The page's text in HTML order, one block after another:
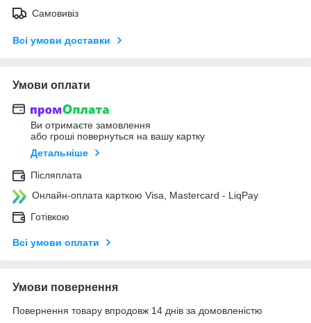
Самовивіз
Всі умови доставки
Умови оплати
Ви отримаєте замовлення
або гроші повернуться на вашу картку
Детальніше
Післяплата
Онлайн-оплата карткою Visa, Mastercard - LiqPay
Готівкою
Всі умови оплати
Умови повернення
Повернення товару впродовж 14 днів за домовленістю